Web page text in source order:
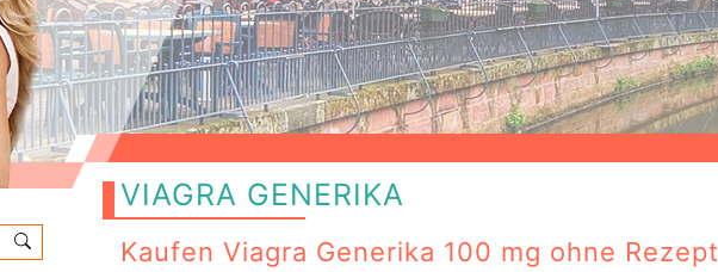
VIAGRA GENERIKA
Kaufen Viagra Generika 100 mg ohne Rezept